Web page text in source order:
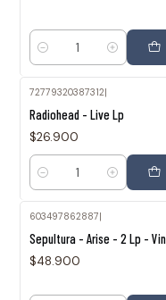
Cantidad
72779320387312|
Radiohead - Live Lp
$26.900
Cantidad
603497862887
Sepultura - Arise - 2 Lp -
$48.900